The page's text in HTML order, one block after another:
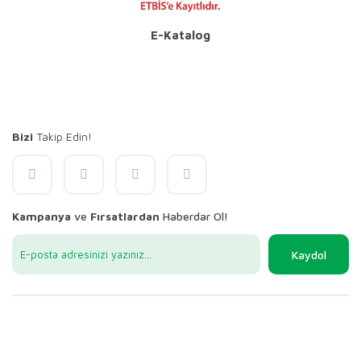
E-Katalog
Bizi Takip Edin!
Kampanya ve Fırsatlardan Haberdar Ol!
Kaydol